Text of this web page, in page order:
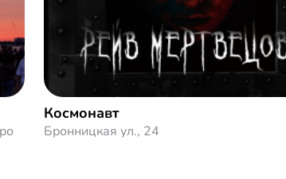
Космонавт
Бронницкая ул., 24